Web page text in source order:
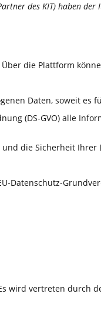
des KIT) haben
die Plattform
Daten, soweit
(DS-GVO) alle
die Sicherheit Ihrer
Datenschutz-
wird vertreten durch